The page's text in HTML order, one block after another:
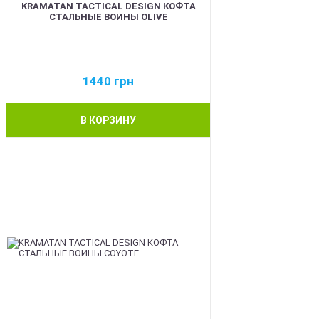
KRAMATAN TACTICAL DESIGN КОФТА
СТАЛЬНЫЕ ВОИНЫ OLIVE
1440 грн
В КОРЗИНУ